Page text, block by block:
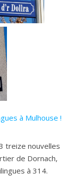
à Mulhouse !
treize nouvelles
de Dornach,
à 314.